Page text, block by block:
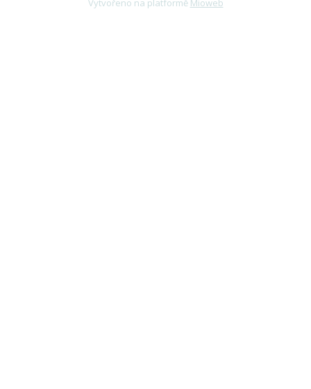
Vytvořeno na platformě Mioweb